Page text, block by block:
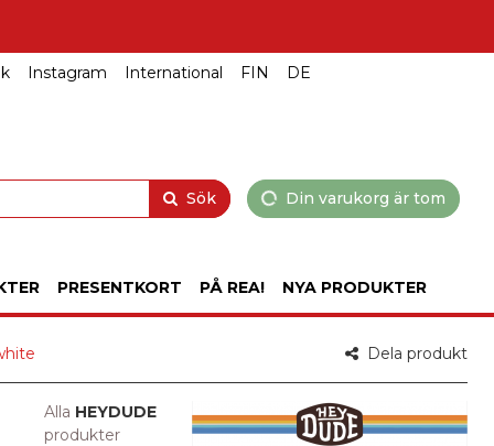
Instagram International FIN DE
Sök Din varukorg är tom
PRESENTKORT PÅ REA! NYA PRODUKTER
Dela produkt
Alla HEYDUDE
produkter